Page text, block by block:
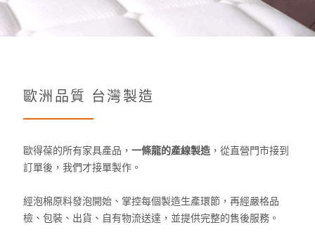
歐洲品質 台灣製造
歐得葆的所有家具產品， 一條龍的產線製造 ，從直營門市接到
訂單後，我們才接單製作。
經泡棉原料發泡開始、掌控每個製造生產環節，再經嚴格品
檢、包裝、出貨、自有物流送達，並提供完整的售後服務。